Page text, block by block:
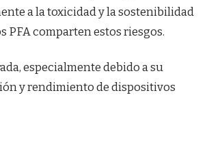
a la toxicidad y la sostenibilidad
PFA comparten estos riesgos.
especialmente debido a su
y rendimiento de dispositivos